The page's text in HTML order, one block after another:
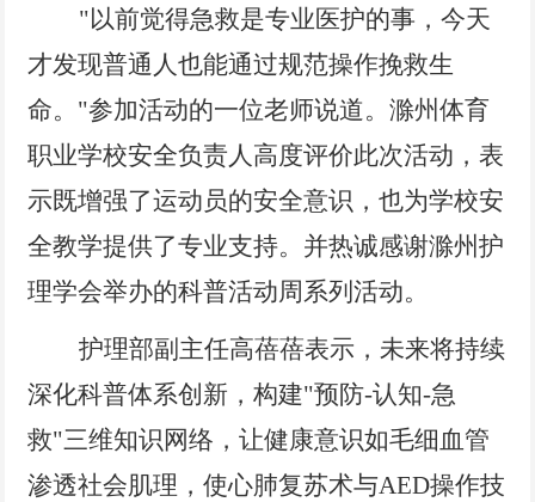
"以前觉得急救是专业医护的事，今天
才发现普通人也能通过规范操作挽救生
命。"参加活动的一位老师说道。滁州体育
职业学校安全负责人高度评价此次活动，表
示既增强了运动员的安全意识，也为学校安
全教学提供了专业支持。并热诚感谢滁州护
理学会举办的科普活动周系列活动。
护理部副主任高蓓蓓表示，未来将持续
深化科普体系创新，构建"预防-认知-急
救"三维知识网络，让健康意识如毛细血管
渗透社会肌理，使心肺复苏术与AED操作技